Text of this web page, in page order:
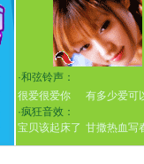
·和弦铃声：
很爱很爱你
有多少爱可
·疯狂音效：
宝贝该起床了 甘撒热血写